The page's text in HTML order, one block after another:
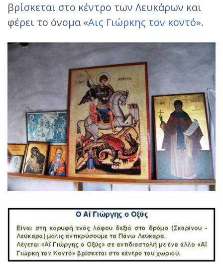
βρίσκεται στο κέντρο των Λευκάρων και
φέρει το όνομα «Αις Γιώρκης τον κοντό».